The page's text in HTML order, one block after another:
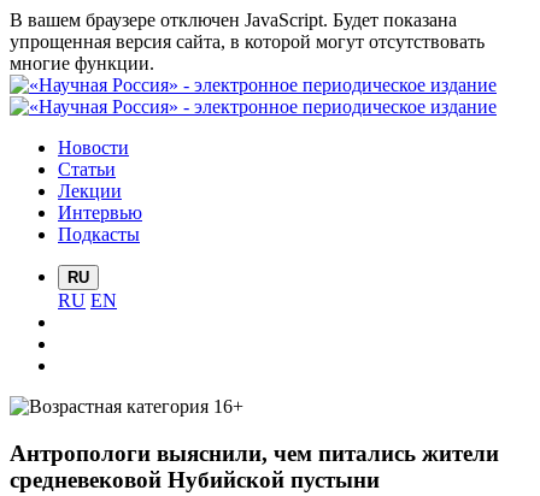
В вашем браузере отключен JavaScript. Будет показана
упрощенная версия сайта, в которой могут отсутствовать
многие функции.
Новости
Статьи
Лекции
Интервью
Подкасты
RU
RU EN
Антропологи выяснили, чем питались жители
средневековой Нубийской пустыни